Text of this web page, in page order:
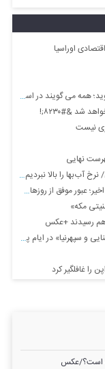
اوراسیا
می گویند در اسرع وقت
شد &#۸۲۳۰;!
نیست
نبردیم، مصرف آب بالا رفته است
مکه»
هم رسیدند +عکس
در ایام پیری؛ دهه ۹۰
را غافلگیر کرد
است؟/عکس